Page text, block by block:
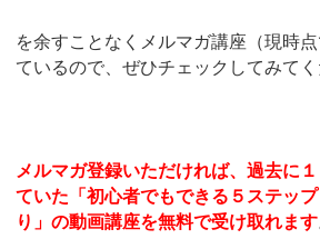
を余すことなくメルマガ講座（現時
ているので、ぜひチェックしてみてく
メルマガ登録いただければ、過去に
ていた「初心者でもできる５ステッ
り」の動画講座を無料で受け取れます